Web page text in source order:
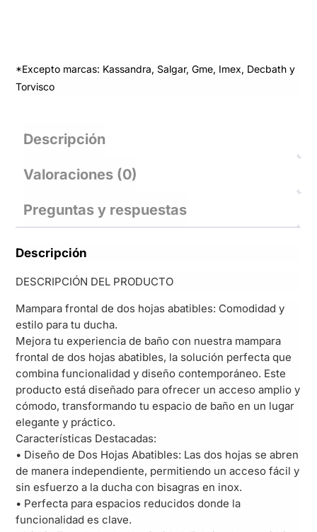
*Excepto marcas: Kassandra, Salgar, Gme, Imex, Decbath y
Torvisco
Descripción
Valoraciones (0)
Preguntas y respuestas
Descripción
DESCRIPCIÓN DEL PRODUCTO
Mampara frontal de dos hojas abatibles: Comodidad y
estilo para tu ducha.
Mejora tu experiencia de baño con nuestra mampara
frontal de dos hojas abatibles, la solución perfecta que
combina funcionalidad y diseño contemporáneo. Este
producto está diseñado para ofrecer un acceso amplio y
cómodo, transformando tu espacio de baño en un lugar
elegante y práctico.
Características Destacadas:
• Diseño de Dos Hojas Abatibles: Las dos hojas se abren
de manera independiente, permitiendo un acceso fácil y
sin esfuerzo a la ducha con bisagras en inox.
• Perfecta para espacios reducidos donde la
funcionalidad es clave.